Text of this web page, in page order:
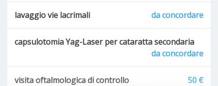
lavaggio vie lacrimali da concordare
capsulotomia Yag-Laser per cataratta secondaria
da concordare
visita oftalmologica di controllo 50 €